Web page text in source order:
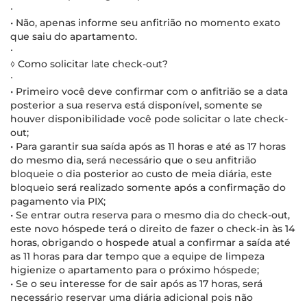
∙
• Não, apenas informe seu anfitrião no momento exato
que saiu do apartamento.
∙
◊ Como solicitar late check-out?
∙
• Primeiro você deve confirmar com o anfitrião se a data
posterior a sua reserva está disponível, somente se
houver disponibilidade você pode solicitar o late check-
out;
• Para garantir sua saída após as 11 horas e até as 17 horas
do mesmo dia, será necessário que o seu anfitrião
bloqueie o dia posterior ao custo de meia diária, este
bloqueio será realizado somente após a confirmação do
pagamento via PIX;
• Se entrar outra reserva para o mesmo dia do check-out,
este novo hóspede terá o direito de fazer o check-in às 14
horas, obrigando o hospede atual a confirmar a saída até
as 11 horas para dar tempo que a equipe de limpeza
higienize o apartamento para o próximo hóspede;
• Se o seu interesse for de sair após as 17 horas, será
necessário reservar uma diária adicional pois não